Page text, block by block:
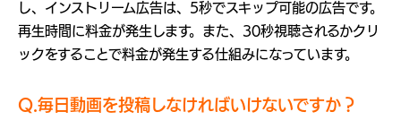
し、インストリーム広告は、5秒でスキップ可能の広告です。
再生時間に料金が発生します。また、30秒視聴されるかクリ
ックをすることで料金が発生する仕組みになっています。
Q.毎日動画を投稿しなければいけないですか？